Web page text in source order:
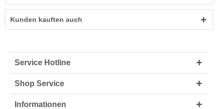
Kunden kauften auch
Service Hotline
Shop Service
Informationen